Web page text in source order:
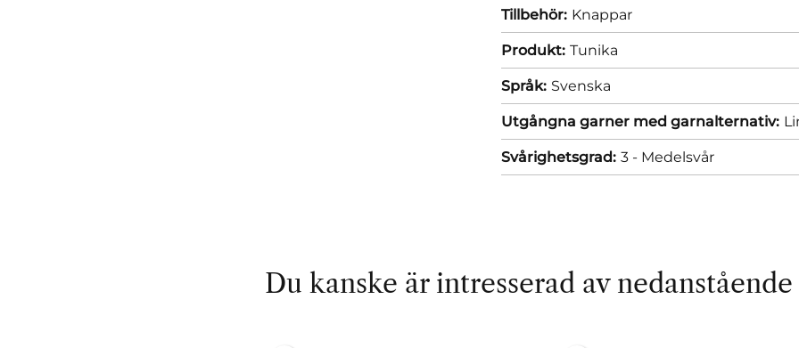
Tillbehör: Knappar
Produkt: Tunika
Språk: Svenska
Utgångna garner med garnalternativ:
Svårighetsgrad: 3 - Medelsvår
Du kanske är intresserad av